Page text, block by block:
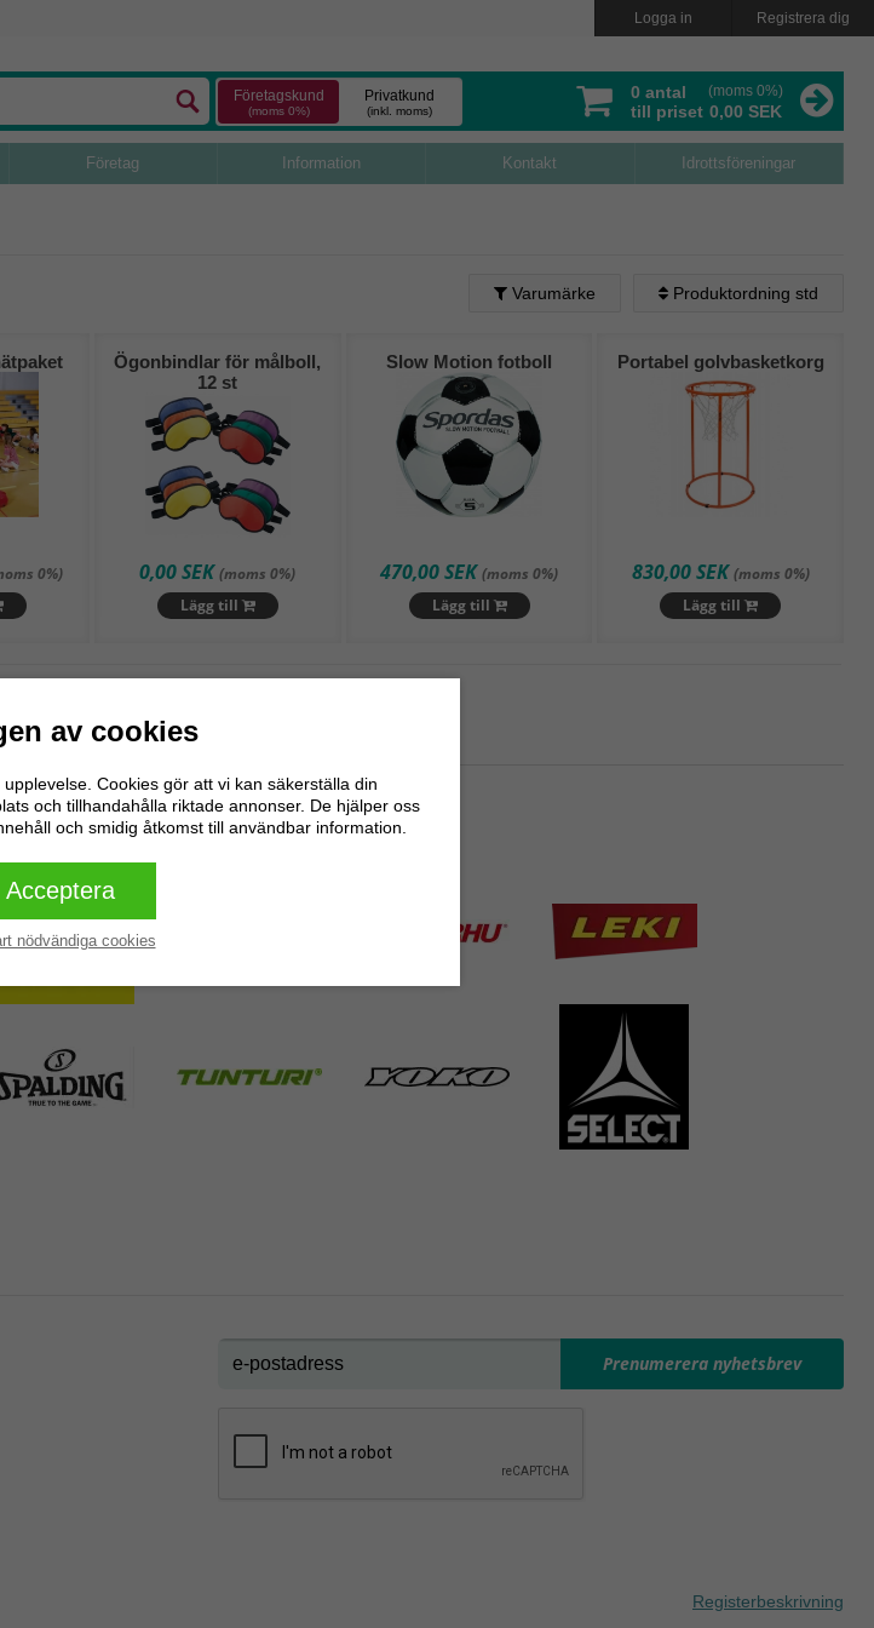
av cookies
Cookies gör att vi kan säkerställa din
och tillhandahålla riktade annonser. De hjälper oss
och smidig åtkomst till användbar information.
Acceptera
nödvändiga cookies
Logga in Registrera dig
Företagskund
(moms 0%)
Privatkund
(inkl. moms)
0 antal
till priset 0,00 SEK
(moms 0%)
Företag Information Kontakt Idrottsföreningar
Varumärke Produktordning std
Varumärke (A - Ö)
0%)
Ögonbindlar för målboll,
12 st
0,00 SEK(moms 0%)
Lägg till
Slow Motion fotboll
470,00 SEK(moms 0%)
Lägg till
Portabel golvbasketkorg
830,00 SEK(moms 0%)
Lägg till
Prenumerera nyhetsbrev
Registerbeskrivning